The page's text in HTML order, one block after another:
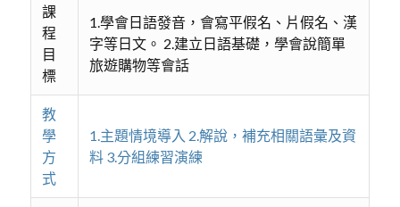
課
程
目
標
1.學會日語發音，會寫平假名、片假名、漢
字等日文。 2.建立日語基礎，學會說簡單
旅遊購物等會話
教
學
方
式
1.主題情境導入 2.解說，補充相關語彙及資
料 3.分組練習演練